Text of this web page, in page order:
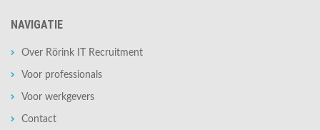
NAVIGATIE
Over Rörink IT Recruitment
Voor professionals
Voor werkgevers
Contact